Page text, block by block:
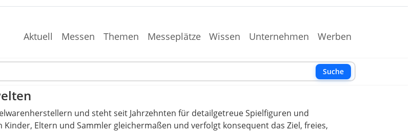
Aktuell Messen Themen Messeplätze Wissen Unternehmen Werben
Suche
und steht seit Jahrzehnten für detailgetreue Spielfiguren und
Eltern und Sammler gleichermaßen und verfolgt konsequent das Ziel, freies,